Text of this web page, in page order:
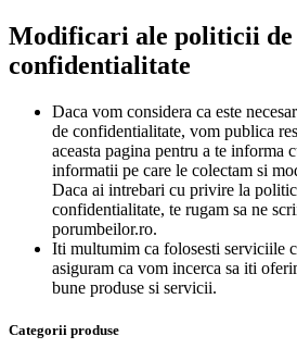
Modificari ale politicii de
confidentialitate
Daca vom considera ca este
de confidentialitate, vom publica
aceasta pagina pentru a te informa
informatii pe care le colectam si
Daca ai intrebari cu privire la
confidentialitate, te rugam sa ne
porumbeilor.ro.
Iti multumim ca folosesti serviciile
asiguram ca vom incerca sa iti
bune produse si servicii.
Categorii produse